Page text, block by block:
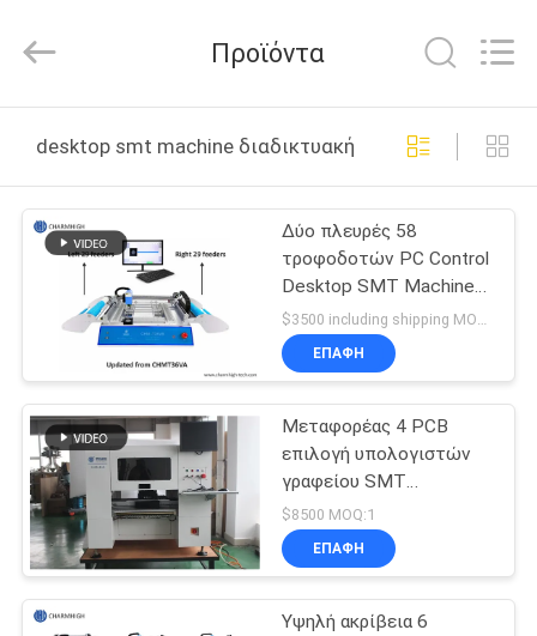
ΠΡΟΪΌΝΤΑ
ΒΊΝΤΕΟ
ΣΧΕΤΙΚΆ
ΜΕ
ΕΜΆΣ
ΕΠΙΣΚΈΨΕΙΣ
ΣΤΟ
ΕΡΓΟΣΤΆΣΙΟ
TECHNOLOGY
LIMITED.
Reserved.
Προϊόντα
desktop smt machine διαδικτυακή κατασκευή
Δύο πλευρές 58
τροφοδοτών PC Control
Desktop SMT Machine
CHM-T36VB Chmt36va$3500 including shipping MOQ:1
ΕΠΑΦΉ
Μεταφορέας 4 PCB
επιλογή υπολογιστών
γραφείου SMT
κεφαλιών και μηχανή
chm-650, αυτόματη
αλλαγή θέσεων
$8500 MOQ:1
ΕΠΑΦΉ
Υψηλή ακρίβεια 6